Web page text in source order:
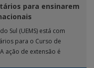
para ensinarem
Sul (UEMS) está com
para o Curso de
ação de extensão é